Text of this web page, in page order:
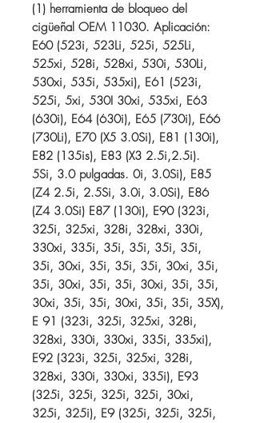
(1) herramienta de bloqueo del
cigüeñal OEM 11030. Aplicación:
E60 (523i, 523Li, 525i, 525Li,
525xi, 528i, 528xi, 530i, 530Li,
530xi, 535i, 535xi), E61 (523i,
525i, 5xi, 530I 30xi, 535xi, E63
(630i), E64 (630i), E65 (730i), E66
(730Li), E70 (X5 3.0Si), E81 (130i),
E82 (135is), E83 (X3 2.5i,2.5i).
5Si, 3.0 pulgadas. 0i, 3.0Si), E85
(Z4 2.5i, 2.5Si, 3.0i, 3.0Si), E86
(Z4 3.0Si) E87 (130i), E90 (323i,
325i, 325xi, 328i, 328xi, 330i,
330xi, 335i, 35i, 35i, 35i, 35i,
35i, 30xi, 35i, 35i, 35i, 30xi, 35i,
35i, 30xi, 35i, 35i, 30xi, 35i, 35i,
30xi, 35i, 35i, 30xi, 35i, 35i, 35X),
E 91 (323i, 325i, 325xi, 328i,
328xi, 330i, 330xi, 335i, 335xi),
E92 (323i, 325i, 325xi, 328i,
328xi, 330i, 330xi, 335i), E93
(325i, 325i, 325i, 325i, 30xi,
325i, 325i), E9 (325i, 325i, 325i,